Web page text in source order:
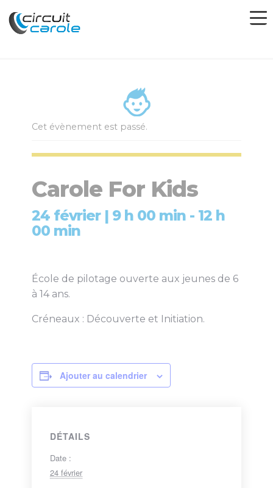
Cet évènement est passé.
Carole For Kids
24 février | 9 h 00 min - 12 h
00 min
École de pilotage ouverte aux jeunes de 6
à 14 ans.
Créneaux : Découverte et Initiation.
Ajouter au calendrier
DÉTAILS
Date :
24 février